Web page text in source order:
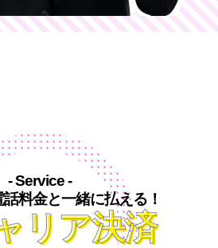
- Service -
料金と一緒に払える！
リア決済